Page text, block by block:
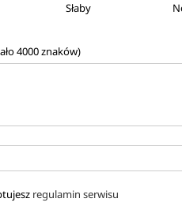
Słaby
4000znaków)
regulamin serwisu